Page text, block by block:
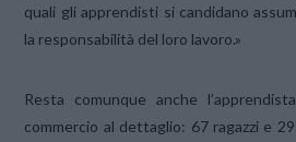
quali gli apprendisti si candidano
la responsabilità del loro lavoro.»
Resta comunque anche
commercio al dettaglio: 67 ragazzi e